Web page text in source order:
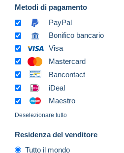
Metodi di pagamento
PayPal
Bonifico bancario
Visa
Mastercard
Bancontact
iDeal
Maestro
Deselezionare tutto
Residenza del venditore
Tutto il mondo